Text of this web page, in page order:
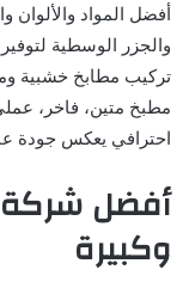
أفضل المواد
والجزر الوسطية
تركيب مطابخ خشبية
مطبخ متين، فاخر،
احترافي يعكس جودة
أفضل شركة
وكبيرة